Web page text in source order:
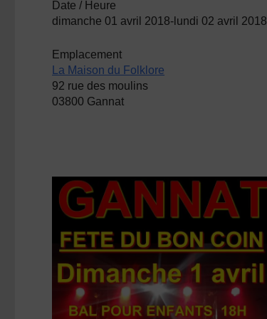
Date / Heure
dimanche 01 avril 2018-lundi 02 avril 2018
Emplacement
La Maison du Folklore
92 rue des moulins
03800 Gannat